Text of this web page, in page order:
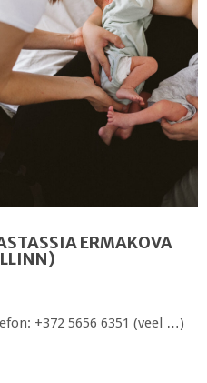
ERMAKOVA
+372 5656 6351 (veel …)